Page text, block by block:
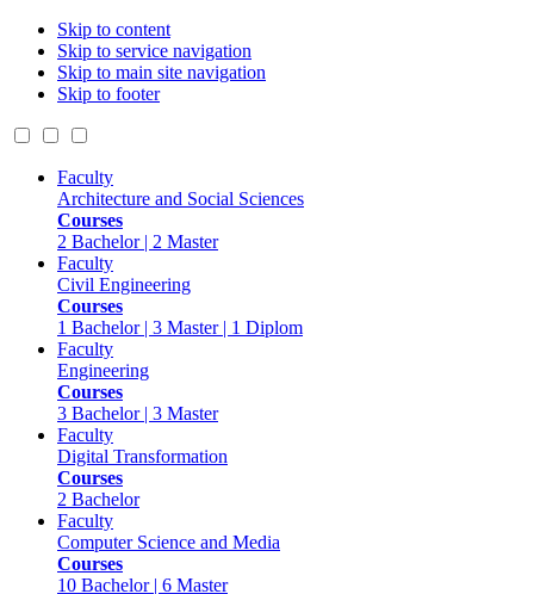
Skip to content
Skip to service navigation
Skip to main site navigation
Skip to footer
Faculty
Architecture and Social Sciences
Courses
2 Bachelor | 2 Master
Faculty
Civil Engineering
Courses
1 Bachelor | 3 Master | 1 Diplom
Faculty
Engineering
Courses
3 Bachelor | 3 Master
Faculty
Digital Transformation
Courses
2 Bachelor
Faculty
Computer Science and Media
Courses
10 Bachelor | 6 Master